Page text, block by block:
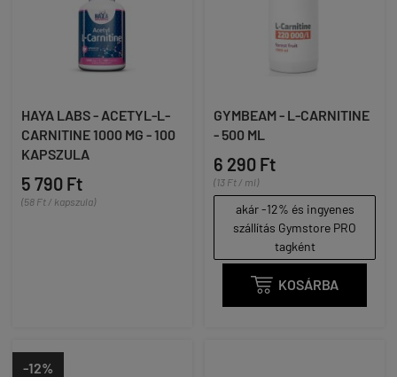
HAYA LABS - ACETYL-L-
CARNITINE 1000 MG - 100
KAPSZULA
5 790 Ft
(58 Ft / kapszula)
GYMBEAM - L-CARNITINE
- 500 ML
6 290 Ft
(13 Ft / ml)
akár -12% és ingyenes
szállítás Gymstore PRO
tagként
 KOSÁRBA
-12%